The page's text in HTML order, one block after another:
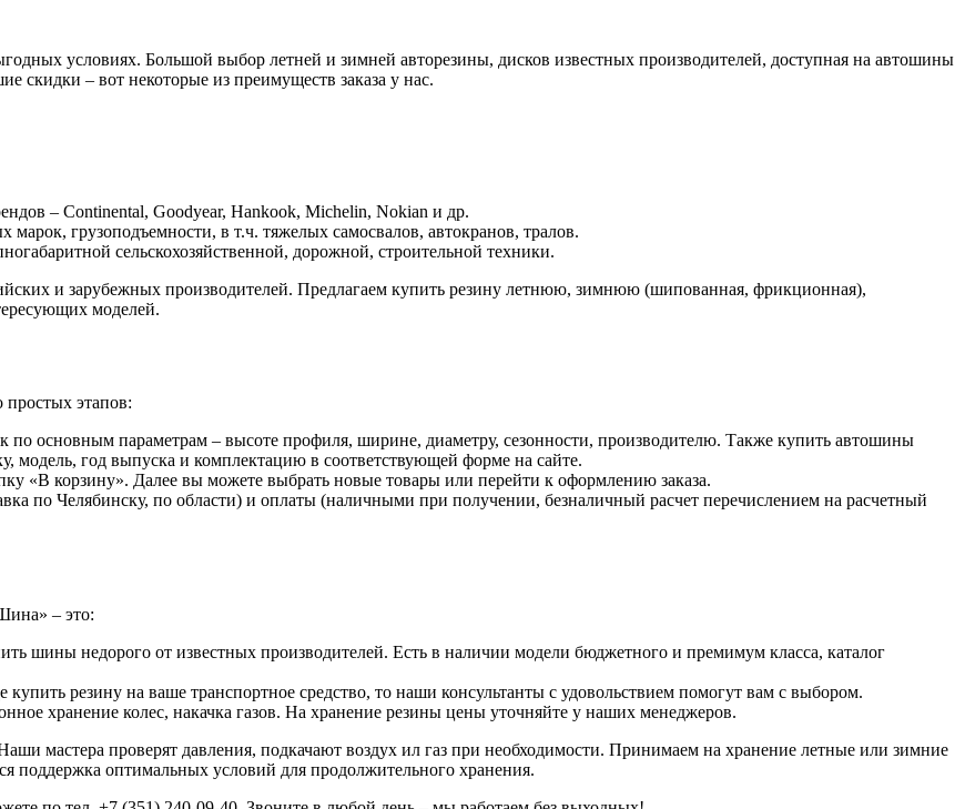
условиях. Большой выбор летней и зимней авторезины, дисков известных производителей, доступная на автошины
скидки – вот некоторые из преимуществ заказа у нас.
– Continental, Goodyear, Hankook, Michelin, Nokian и др.
грузоподъемности, в т.ч. тяжелых самосвалов, автокранов, тралов.
сельскохозяйственной, дорожной, строительной техники.
и зарубежных производителей. Предлагаем купить резину летнюю, зимнюю (шипованная, фрикционная),
моделей.
этапов:
основным параметрам – высоте профиля, ширине, диаметру, сезонности, производителю. Также купить автошины
модель, год выпуска и комплектацию в соответствующей форме на сайте.
«В корзину». Далее вы можете выбрать новые товары или перейти к оформлению заказа.
по Челябинску, по области) и оплаты (наличными при получении, безналичный расчет перечислением на расчетный
– это:
шины недорого от известных производителей. Есть в наличии модели бюджетного и премимум класса, каталог
резину на ваше транспортное средство, то наши консультанты с удовольствием помогут вам с выбором.
хранение колес, накачка газов. На хранение резины цены уточняйте у наших менеджеров.
мастера проверят давления, подкачают воздух ил газ при необходимости. Принимаем на хранение летные или зимние
поддержка оптимальных условий для продолжительного хранения.